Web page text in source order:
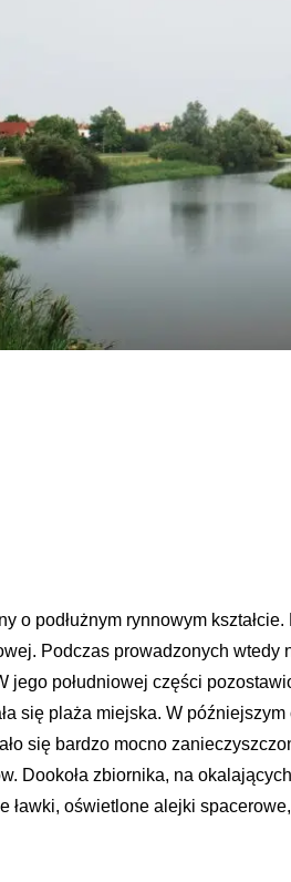
o podłużnym rynnowym
Podczas prowadzonych
jego południowej części
się plaża miejska. W
się bardzo mocno
Dookoła zbiornika, na
ławki, oświetlone alejki